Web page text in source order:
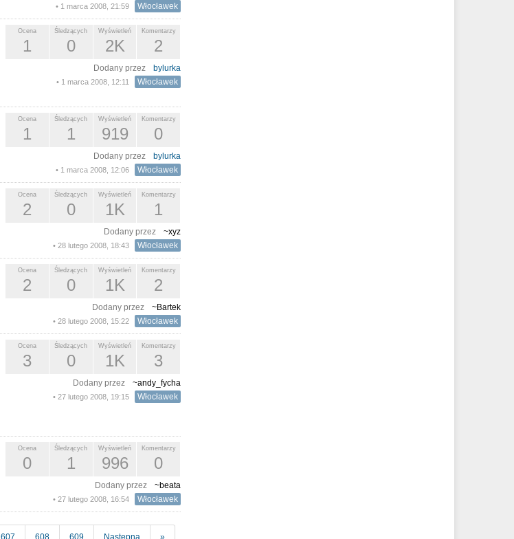
• 1 marca 2008, 21:59 Włocławek
Komentarzy
2
Wyświetleń
2K
Śledzących
0
Ocena
1
Dodany przez bylurka
• 1 marca 2008, 12:11 Włocławek
Komentarzy
0
Wyświetleń
919
Śledzących
1
Ocena
1
Dodany przez bylurka
• 1 marca 2008, 12:06 Włocławek
Komentarzy
1
Wyświetleń
1K
Śledzących
0
Ocena
2
Dodany przez ~xyz
• 28 lutego 2008, 18:43 Włocławek
Komentarzy
2
Wyświetleń
1K
Śledzących
0
Ocena
2
Dodany przez ~Bartek
• 28 lutego 2008, 15:22 Włocławek
Komentarzy
3
Wyświetleń
1K
Śledzących
0
Ocena
3
Dodany przez ~andy_fycha
• 27 lutego 2008, 19:15 Włocławek
Komentarzy
0
Wyświetleń
996
Śledzących
1
Ocena
0
Dodany przez ~beata
• 27 lutego 2008, 16:54 Włocławek
607 608 609 Następna »